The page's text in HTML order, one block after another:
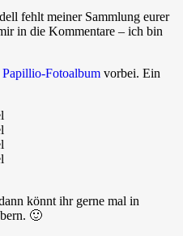
fehlt meiner Sammlung eurer
in die Kommentare – ich bin
Papillio-Fotoalbum vorbei. Ein
könnt ihr gerne mal in
🙂